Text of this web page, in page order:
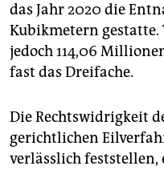
das Jahr 2020 die
Kubikmetern gestatte.
jedoch 114,06
fast das Dreifache.
Die Rechtswidrigkeit
gerichtlichen
verlässlich feststellen,